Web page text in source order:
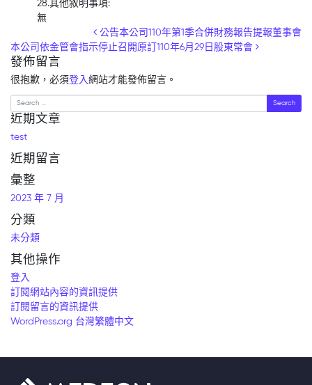
28.其他敘明事項:
無
Post navigation公告本公司110年第1季合併財務報告提報董事會
本公司依金管會指示停止召開原訂110年6月29日股東常會
發佈留言
很抱歉，必須登入網站才能發佈留言。
Search
近期文章
test
近期留言
彙整
2023 年 7 月
分類
未分類
其他操作
登入
訂閱網站內容的資訊提供
訂閱留言的資訊提供
WordPress.org 台灣繁體中文